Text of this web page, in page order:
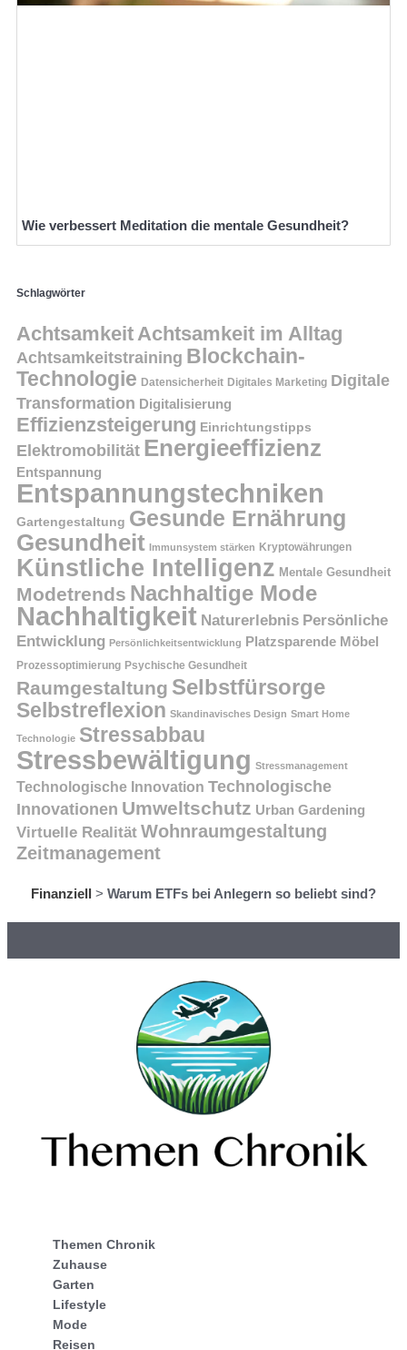
Wie verbessert Meditation die mentale Gesundheit?
Schlagwörter
Achtsamkeit Achtsamkeit im Alltag
Achtsamkeitstraining Blockchain-
Technologie Datensicherheit Digitales Marketing Digitale
Transformation Digitalisierung
Effizienzsteigerung Einrichtungstipps
Elektromobilität Energieeffizienz
Entspannung
Entspannungstechniken
Gartengestaltung Gesunde Ernährung
Gesundheit Immunsystem stärken Kryptowährungen
Künstliche Intelligenz Mentale Gesundheit
Modetrends Nachhaltige Mode
Nachhaltigkeit Naturerlebnis Persönliche
Entwicklung Persönlichkeitsentwicklung Platzsparende Möbel
Prozessoptimierung Psychische Gesundheit
Raumgestaltung Selbstfürsorge
Selbstreflexion Skandinavisches Design Smart Home
Technologie Stressabbau
Stressbewältigung Stressmanagement
Technologische Innovation Technologische
Innovationen Umweltschutz Urban Gardening
Virtuelle Realität Wohnraumgestaltung
Zeitmanagement
Finanziell > Warum ETFs bei Anlegern so beliebt sind?
Themen Chronik
Zuhause
Garten
Lifestyle
Mode
Reisen